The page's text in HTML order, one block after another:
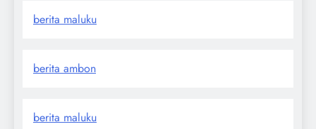
berita maluku
berita ambon
berita maluku